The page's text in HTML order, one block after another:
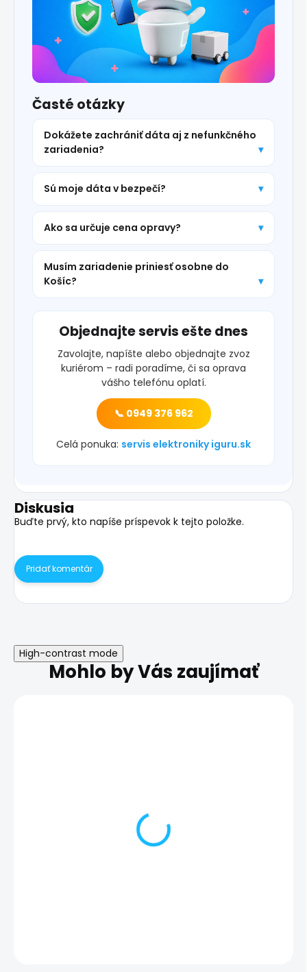
Časté otázky
Dokážete zachrániť dáta aj z nefunkčného
zariadenia?
Sú moje dáta v bezpečí?
Ako sa určuje cena opravy?
Musím zariadenie priniesť osobne do
Košíc?
Objednajte servis ešte dnes
Zavolajte, napíšte alebo objednajte zvoz
kuriérom – radi poradíme, či sa oprava
vášho telefónu oplatí.
📞 0949 376 962
Celá ponuka: servis elektroniky iguru.sk
Diskusia
Buďte prvý, kto napíše príspevok k tejto položke.
Pridať komentár
High-contrast mode
Mohlo by Vás zaujímať